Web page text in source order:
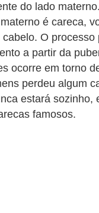
do lado
é careca,
O processo
a partir da
ocorre em torno
perdeu algum
estará sozinho,
famosos.